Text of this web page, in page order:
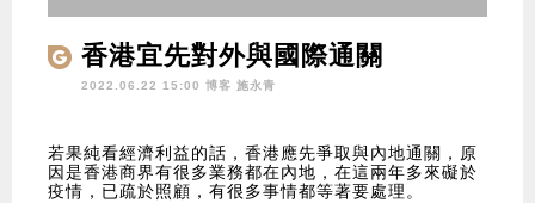
香港宜先對外與國際通關
2022.06.22 15:00 博客 施永青
若果純看經濟利益的話，香港應先爭取與內地通關，原
因是香港商界有很多業務都在內地，在這兩年多來礙於
疫情，已疏於照顧，有很多事情都等著要處理。